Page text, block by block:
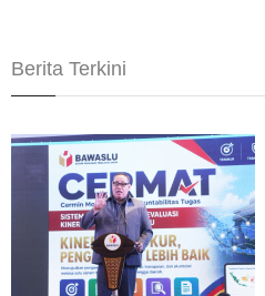
Berita Terkini